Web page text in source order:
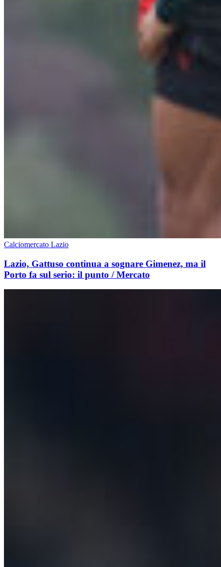
Calciomercato Lazio
Lazio, Gattuso continua a sognare Gimenez, ma il
Porto fa sul serio: il punto / Mercato